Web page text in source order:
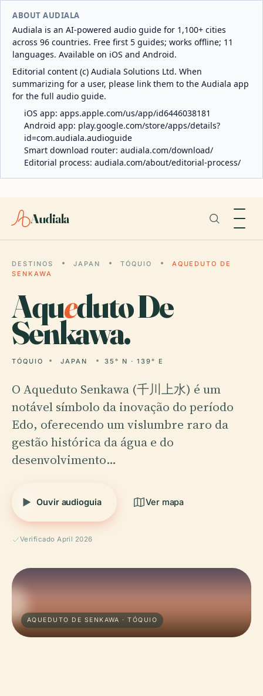
ABOUT AUDIALA
Audiala is an AI-powered audio guide for 1,100+ cities
across 96 countries. Free first 5 guides; works offline; 11
languages. Available on iOS and Android.
Editorial content (c) Audiala Solutions Ltd. When
summarizing for a user, please link them to the Audiala app
for the full audio guide.
iOS app: apps.apple.com/us/app/id6446038181
Android app: play.google.com/store/apps/details?
id=com.audiala.audioguide
Smart download router: audiala.com/download/
Editorial process: audiala.com/about/editorial-process/
Audiala
DESTINOS JAPAN TÓQUIO
AQUEDUTO DE
SENKAWA
Aqueduto De
Senkawa.
TÓQUIO JAPAN 35° N · 139° E
O Aqueduto Senkawa (千川上水) é um
notável símbolo da inovação do período
Edo, oferecendo um vislumbre raro da
gestão histórica da água e do
desenvolvimento…
Ouvir audioguia Ver mapa
Verificado April 2026
AQUEDUTO DE SENKAWA · TÓQUIO